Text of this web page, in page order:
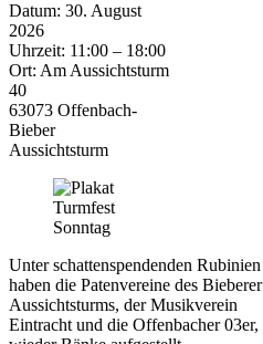
Datum: 30. August
2026
Uhrzeit: 11:00 – 18:00
Ort: Am Aussichtsturm
40
63073 Offenbach-
Bieber
Aussichtsturm
Unter schattenspendenden Rubinien
haben die Patenvereine des Bieberer
Aussichtsturms, der Musikverein
Eintracht und die Offenbacher 03er,